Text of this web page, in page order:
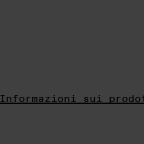
Informazioni sui